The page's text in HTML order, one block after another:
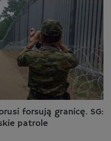
forsują granicę. SG:
patrole